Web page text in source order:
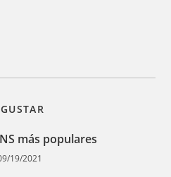
más populares
19/2021